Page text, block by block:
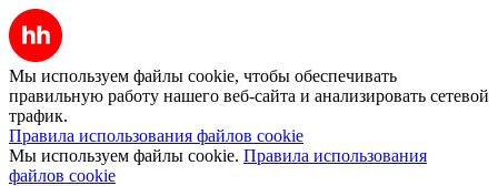
Мы используем файлы cookie, чтобы обеспечивать
правильную работу нашего веб-сайта и анализировать сетевой
трафик.
Правила использования файлов cookie
Мы используем файлы cookie. Правила использования
файлов cookie